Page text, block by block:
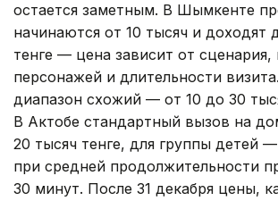
остается заметным. В Шымкенте
начинаются от 10 тысяч и доходят
тенге — цена зависит от сценария,
персонажей и длительности
диапазон схожий — от 10 до 30
В Актобе стандартный вызов на
20 тысяч тенге, для группы детей
при средней продолжительности
30 минут. После 31 декабря цены,